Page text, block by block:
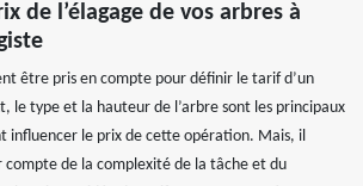
de l’élagage de vos arbres à
être pris en compte pour définir le tarif d’un
le type et la hauteur de l’arbre sont les principaux
influencer le prix de cette opération. Mais, il
de la complexité de la tâche et du